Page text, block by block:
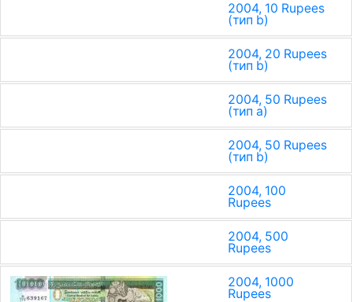
2004, 10 Rupees
(тип b)
2004, 20 Rupees
(тип b)
2004, 50 Rupees
(тип a)
2004, 50 Rupees
(тип b)
2004, 100
Rupees
2004, 500
Rupees
2004, 1000
Rupees